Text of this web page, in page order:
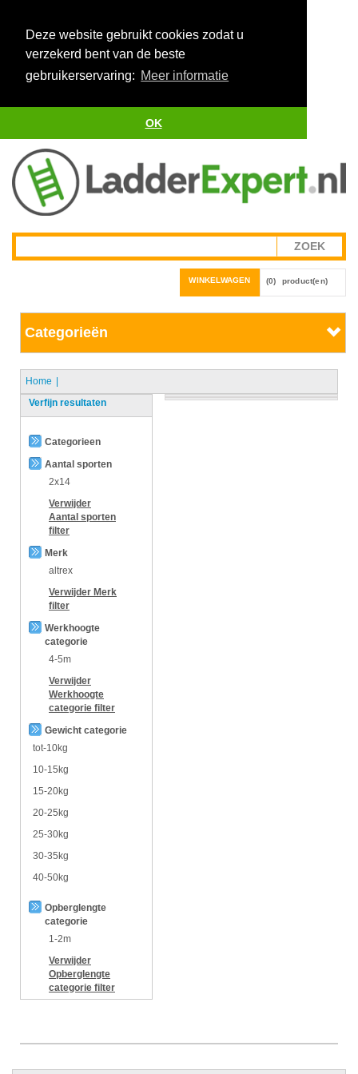
Deze website gebruikt cookies zodat u
verzekerd bent van de beste
gebruikerservaring: Meer informatie
OK
WINKELWAGEN (0) product(en)
Categorieën
Home
Verfijn resultaten
Categorieen
Aantal sporten
2x14
Verwijder
Aantal sporten
filter
Merk
altrex
Verwijder Merk
filter
Werkhoogte
categorie
4-5m
Verwijder
Werkhoogte
categorie filter
Gewicht categorie
tot-10kg
10-15kg
15-20kg
20-25kg
25-30kg
30-35kg
40-50kg
Opberglengte
categorie
1-2m
Verwijder
Opberglengte
categorie filter